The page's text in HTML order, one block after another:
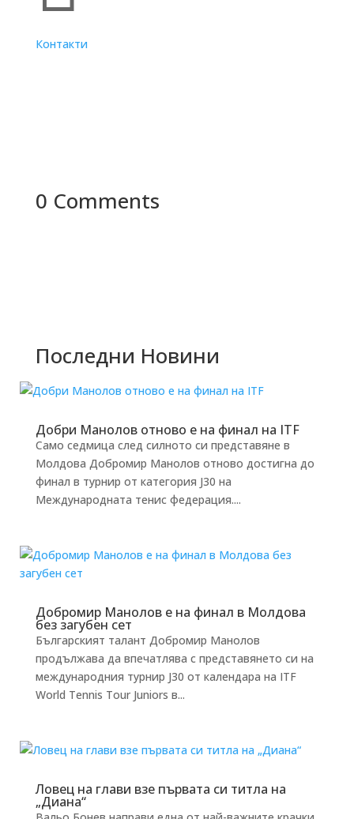
Контакти
0 Comments
Последни Новини
Добри Манолов отново е на финал на ITF
Само седмица след силното си представяне в
Молдова Добромир Манолов отново достигна до
финал в турнир от категория J30 на
Международната тенис федерация....
Добромир Манолов е на финал в Молдова
без загубен сет
Българският талант Добромир Манолов
продължава да впечатлява с представянето си на
международния турнир J30 от календара на ITF
World Tennis Tour Juniors в...
Ловец на глави взе първата си титла на
„Диана“